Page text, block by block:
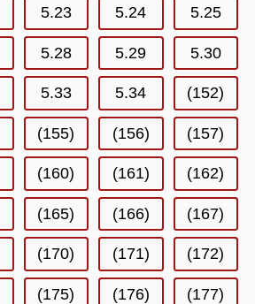
5.23 5.24 5.25
5.28 5.29 5.30
5.33 5.34 (152)
(155) (156) (157)
(160) (161) (162)
(165) (166) (167)
(170) (171) (172)
(175) (176) (177)